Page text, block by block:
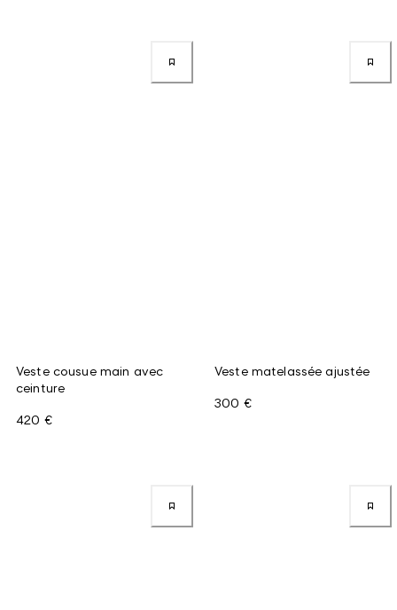
Veste cousue main avec
ceinture
420 €
Veste matelassée ajustée
300 €